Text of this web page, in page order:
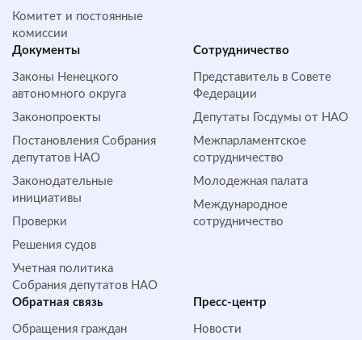
Комитет и постоянные
комиссии
Документы
Законы Ненецкого
автономного округа
Законопроекты
Постановления Собрания
депутатов НАО
Законодательные
инициативы
Проверки
Решения судов
Учетная политика
Собрания депутатов НАО
Сотрудничество
Представитель в Совете
Федерации
Депутаты Госдумы от НАО
Межпарламентское
сотрудничество
Молодежная палата
Международное
сотрудничество
Обратная cвязь
Обращения граждан
Пресс-центр
Новости